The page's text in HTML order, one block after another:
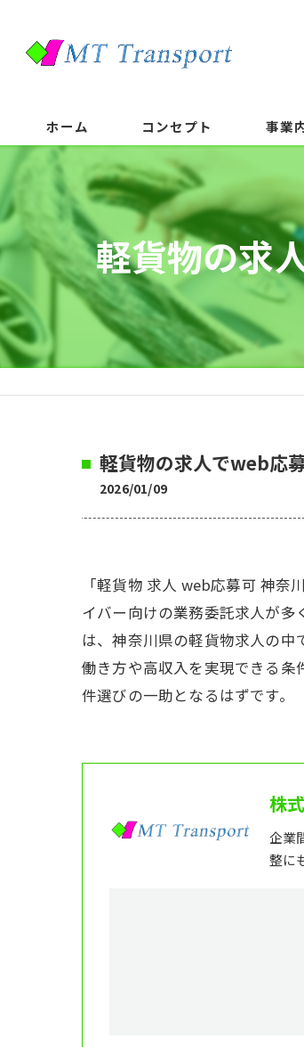
ホーム コンセプト 事業
軽貨物の求
軽貨物の求人でweb応
2026/01/09
「軽貨物 求人 web応募可 神
イバー向けの業務委託求人が
は、神奈川県の軽貨物求人の
働き方や高収入を実現できる条
件選びの一助となるはずです。
株
企業
整に